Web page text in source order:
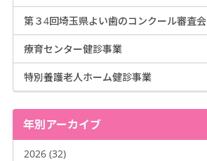
第３4回埼玉県よい歯のコンクール審査会
療育センター健診事業
特別養護老人ホーム健診事業
年別アーカイブ
2026 (32)